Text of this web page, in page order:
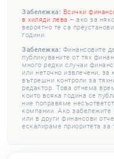
Забележка: Всички
в хиляди лева – ако за
вероятно те са
години.
Забележка: Финансовите
публикуваните от тях
много редки случаи
или неточно извлечени, за
вътрешни контроли за
редактор. Това отнема
които всяка година се
ние поправяме
компании. Ако забележите
или в други финансови
ескалираме приоритета за